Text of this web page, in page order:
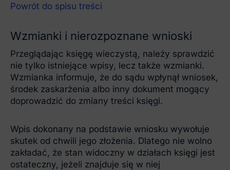
Powrót do spisu treści
Wzmianki i nierozpoznane wnioski
Przeglądając księgę wieczystą, należy sprawdzić
nie tylko istniejące wpisy, lecz także wzmianki.
Wzmianka informuje, że do sądu wpłynął wniosek,
środek zaskarżenia albo inny dokument mogący
doprowadzić do zmiany treści księgi.
Wpis dokonany na podstawie wniosku wywołuje
skutek od chwili jego złożenia. Dlatego nie wolno
zakładać, że stan widoczny w działach księgi jest
ostateczny, jeżeli znajduje się w niej